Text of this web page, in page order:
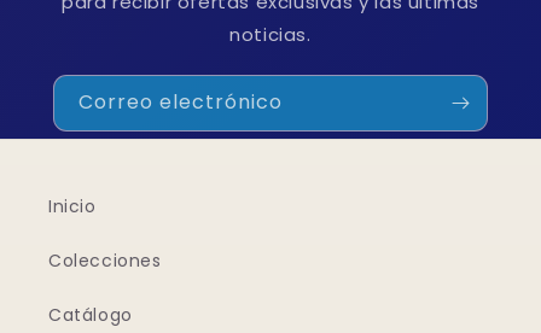
noticias.
Correo electrónico
Inicio
Colecciones
Catálogo